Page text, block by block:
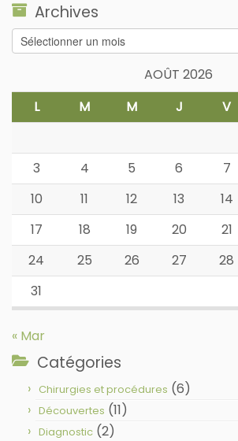
Archives
Archives
AOÛT 2026
L
M M J V
3
4 5 6 7
10
11 12 13 14
17
18 19 20 21
24
25 26 27 28
31
« Mar
Catégories
Chirurgies et procédures (6)
Découvertes (11)
Diagnostic (2)